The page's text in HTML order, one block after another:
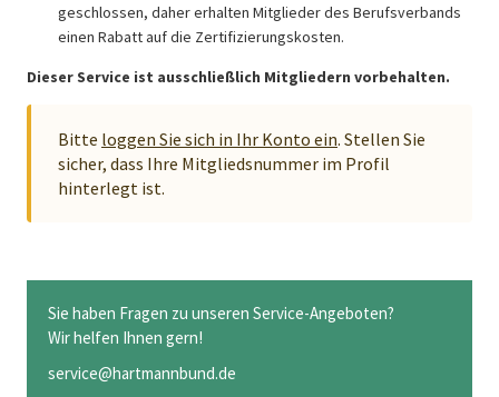
geschlossen, daher erhalten Mitglieder des Berufsverbands
einen Rabatt auf die Zertifizierungskosten.
Dieser Service ist ausschließlich Mitgliedern vorbehalten.
Bitte loggen Sie sich in Ihr Konto ein. Stellen Sie
sicher, dass Ihre Mitgliedsnummer im Profil
hinterlegt ist.
Sie haben Fragen zu unseren Service-Angeboten?
Wir helfen Ihnen gern!
service@hartmannbund.de